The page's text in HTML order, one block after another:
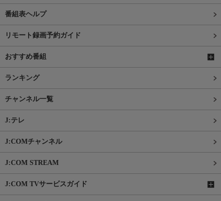
番組表ヘルプ
リモート録画予約ガイド
おすすめ番組
ランキング
チャンネル一覧
J:テレ
J:COMチャンネル
J:COM STREAM
J:COM TVサービスガイド